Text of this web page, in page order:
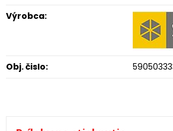
Výrobca:
Obj. čislo: